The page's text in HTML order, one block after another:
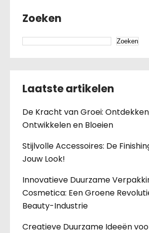
Zoeken
Zoeken
Laatste artikelen
De Kracht van Groei:
Ontwikkelen en Bloeien
Stijlvolle Accessoires: De
Jouw Look!
Innovatieve Duurzame
Cosmetica: Een Groene
Beauty-Industrie
Creatieve Duurzame Ideeën